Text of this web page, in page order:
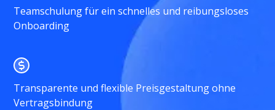
Teamschulung für ein schnelles und reibungsloses
Onboarding
Transparente und flexible Preisgestaltung ohne
Vertragsbindung